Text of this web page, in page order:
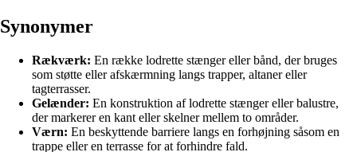
Synonymer
Rækværk: En række lodrette stænger eller bånd, der bruges
som støtte eller afskærmning langs trapper, altaner eller
tagterrasser.
Gelænder: En konstruktion af lodrette stænger eller balustre,
der markerer en kant eller skelner mellem to områder.
Værn: En beskyttende barriere langs en forhøjning såsom en
trappe eller en terrasse for at forhindre fald.